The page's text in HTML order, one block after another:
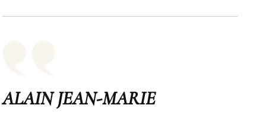
ALAIN JEAN-MARIE